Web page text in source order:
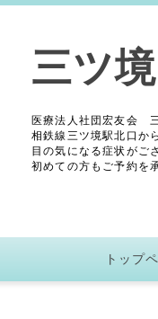
三ツ
医療法人社団宏友会
相鉄線三ツ境駅北口か
目の気になる症状がご
初めての方もご予約を
トップ